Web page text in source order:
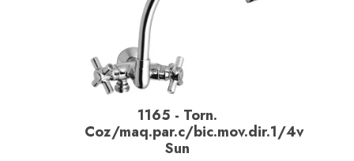
1165 - Torn.
Coz/maq.par.c/bic.mov.dir.1/4v
Sun